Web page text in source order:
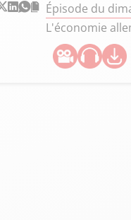
Épisode du
L'économie